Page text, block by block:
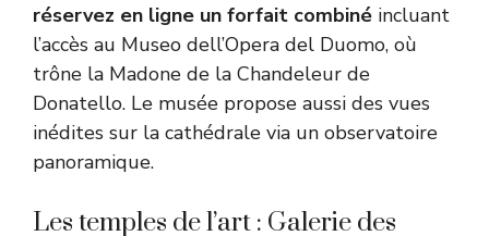
réservez en ligne un forfait combiné incluant
l’accès au Museo dell’Opera del Duomo, où
trône la Madone de la Chandeleur de
Donatello. Le musée propose aussi des vues
inédites sur la cathédrale via un observatoire
panoramique.
Les temples de l’art : Galerie des